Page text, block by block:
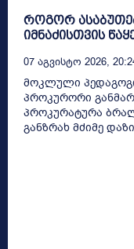
როგორ
იმნაძისთვის
07 Აგვისტო 2026,
მოკლული
პროკურორი
პროკურატურა
განზრახ მძიმე